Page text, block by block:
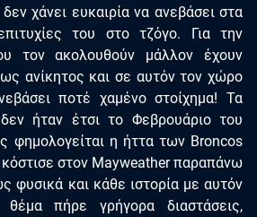
χάνει ευκαιρία να ανεβάσει στα
του στο τζόγο. Για την
τον ακολουθούν μάλλον έχουν
ανίκητος και σε αυτόν τον χώρο
ποτέ χαμένο στοίχημα! Τα
ήταν έτσι το Φεβρουάριο του
φημολογείται η ήττα των Broncos
στον Mayweather παραπάνω
και κάθε ιστορία με αυτόν
πήρε γρήγορα διαστάσεις,